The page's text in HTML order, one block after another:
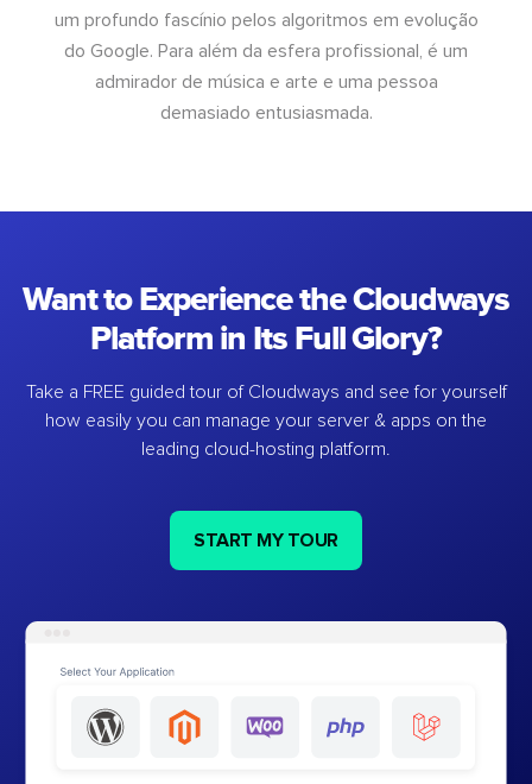
um profundo fascínio pelos algoritmos em evolução
do Google. Para além da esfera profissional, é um
admirador de música e arte e uma pessoa
demasiado entusiasmada.
Want to Experience the Cloudways
Platform in Its Full Glory?
Take a FREE guided tour of Cloudways and see for yourself
how easily you can manage your server & apps on the
leading cloud-hosting platform.
START MY TOUR